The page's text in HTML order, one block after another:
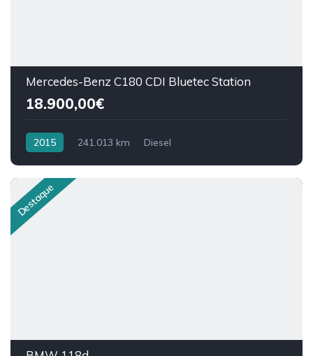
Mercedes-Benz C180 CDI Bluetec Station
18.900,00€
2015 241.013 km Diesel
Destaque